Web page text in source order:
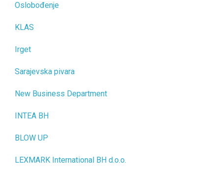
Oslobođenje
KLAS
Irget
Sarajevska pivara
New Business Department
INTEA BH
BLOW UP
LEXMARK International BH d.o.o.